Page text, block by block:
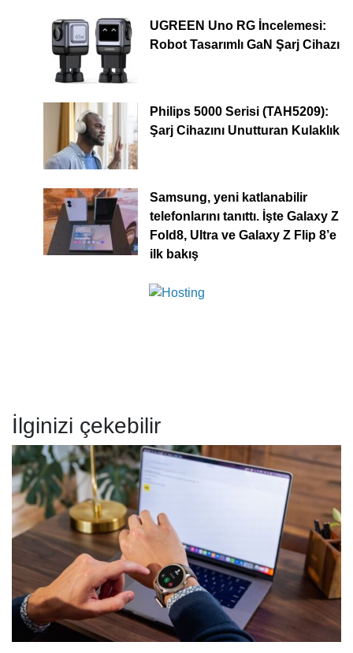
UGREEN Uno RG İncelemesi:
Robot Tasarımlı GaN Şarj Cihazı
Philips 5000 Serisi (TAH5209):
Şarj Cihazını Unutturan Kulaklık
Samsung, yeni katlanabilir
telefonlarını tanıttı. İşte Galaxy Z
Fold8, Ultra ve Galaxy Z Flip 8’e
ilk bakış
İlginizi çekebilir